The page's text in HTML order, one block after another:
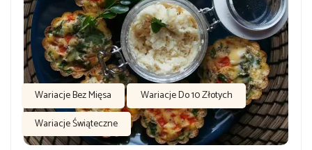
Wariacje Bez Mięsa
Wariacje Do 10 Złotych
Wariacje Świąteczne